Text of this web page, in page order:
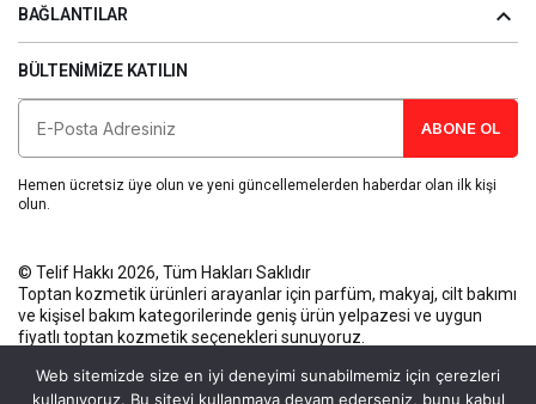
BAĞLANTILAR
BÜLTENIMIZE KATILIN
ABONE OL
Hemen ücretsiz üye olun ve yeni güncellemelerden haberdar olan ilk kişi
olun.
© Telif Hakkı 2026, Tüm Hakları Saklıdır
Toptan kozmetik ürünleri arayanlar için parfüm, makyaj, cilt bakımı
ve kişisel bakım kategorilerinde geniş ürün yelpazesi ve uygun
fiyatlı toptan kozmetik seçenekleri sunuyoruz.
Web sitemizde size en iyi deneyimi sunabilmemiz için çerezleri
kullanıyoruz. Bu siteyi kullanmaya devam ederseniz, bunu kabul